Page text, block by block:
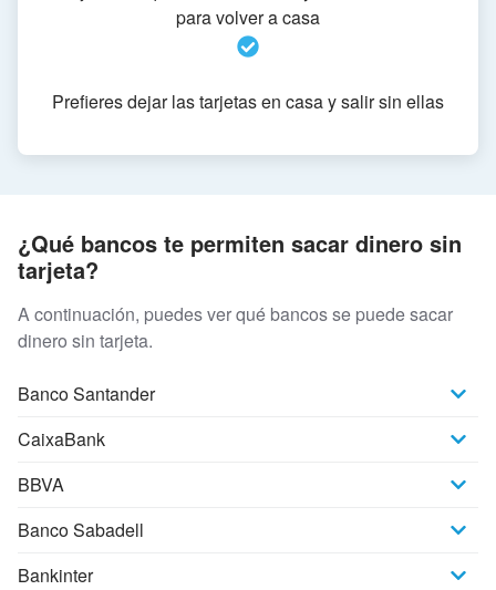
para volver a casa
Prefieres dejar las tarjetas en casa y salir sin ellas
¿Qué bancos te permiten sacar dinero sin
tarjeta?
A continuación, puedes ver qué bancos se puede sacar
dinero sin tarjeta.
Banco Santander
CaixaBank
BBVA
Banco Sabadell
Bankinter